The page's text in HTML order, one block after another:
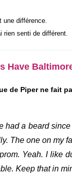
une différence.
rien senti de différent.
Have
de Piper ne fait
had a beard
The one on my
Yeah. I like
Keep that in